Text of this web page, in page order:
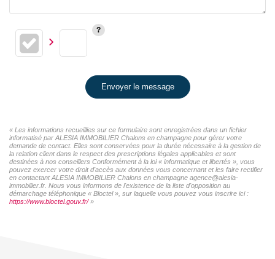
Envoyer le message
« Les informations recueillies sur ce formulaire sont enregistrées dans un fichier
informatisé par ALESIA IMMOBILIER Chalons en champagne pour gérer votre
demande de contact. Elles sont conservées pour la durée nécessaire à la gestion de
la relation client dans le respect des prescriptions légales applicables et sont
destinées à nos conseillers Conformément à la loi « informatique et libertés », vous
pouvez exercer votre droit d'accès aux données vous concernant et les faire rectifier
en contactant ALESIA IMMOBILIER Chalons en champagne agence@alesia-
immobilier.fr. Nous vous informons de l'existence de la liste d'opposition au
démarchage téléphonique « Bloctel », sur laquelle vous pouvez vous inscrire ici :
https://www.bloctel.gouv.fr/»